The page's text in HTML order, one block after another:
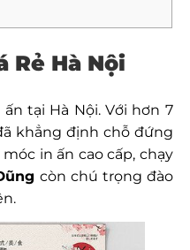
Rẻ Hà Nội
tại Hà Nội. Với hơn 7
khẳng định chỗ đứng
in ấn cao cấp, chạy
còn chú trọng đào